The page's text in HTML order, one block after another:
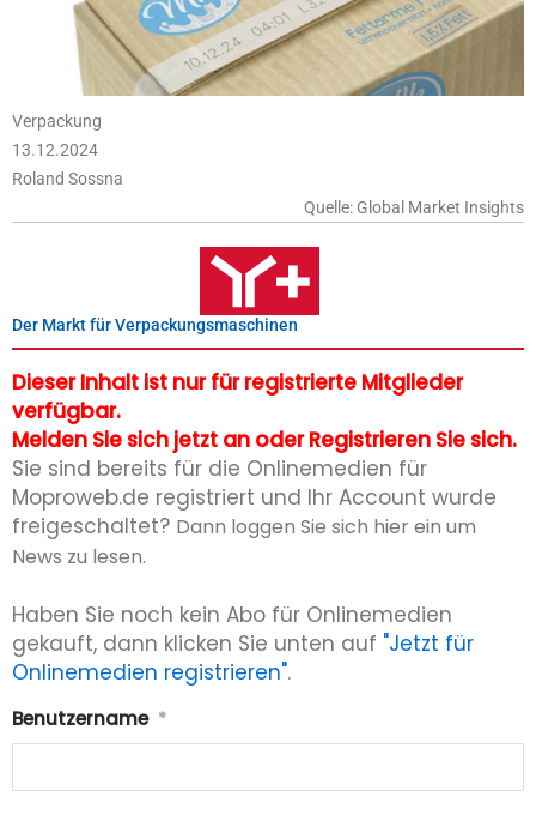
Verpackung
13.12.2024
Roland Sossna
Quelle: Global Market Insights
Der Markt für Verpackungsmaschinen
Dieser Inhalt ist nur für registrierte Mitglieder
verfügbar.
Melden Sie sich jetzt an oder Registrieren Sie sich.
Sie sind bereits für die Onlinemedien für
Moproweb.de registriert und Ihr Account wurde
freigeschaltet? Dann loggen Sie sich hier ein um
News zu lesen.
Haben Sie noch kein Abo für Onlinemedien
gekauft, dann klicken Sie unten auf "Jetzt für
Onlinemedien registrieren".
Benutzername *